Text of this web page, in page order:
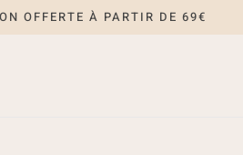
OFFERTE À PARTIR DE 69€